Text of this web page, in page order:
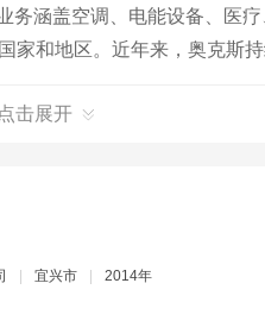
务涵盖空调、电能设备、医
家和地区。近年来，奥克斯
击展开
宜兴市 2014年